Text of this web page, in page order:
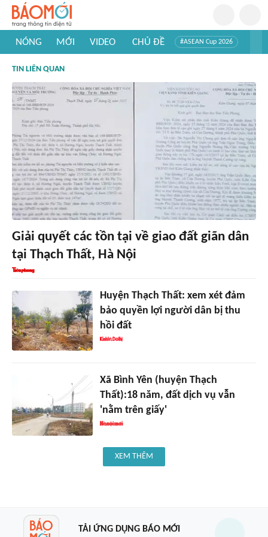
NÓNG MỚI VIDEO CHỦ ĐỀ #ASEAN Cup 2026
#Khám phá thế giới
TIN LIÊN QUAN
Giải quyết các tồn tại về giao đất giãn dân
tại Thạch Thất, Hà Nội
Huyện Thạch Thất: xem xét đảm
bảo quyền lợi người dân bị thu
hồi đất
Xã Bình Yên (huyện Thạch
Thất):18 năm, đất dịch vụ vẫn
'nằm trên giấy'
XEM THÊM
TẢI ỨNG DỤNG BÁO MỚI